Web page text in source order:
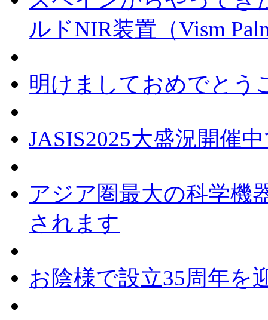
ルドNIR装置（Vism
明けましておめでとう
JASIS2025大盛況開催
アジア圏最大の科学機
されます
お陰様で設立35周年を